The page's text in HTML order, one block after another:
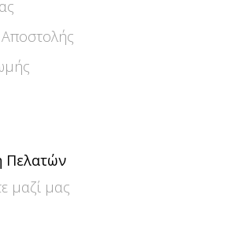
Πελατών
μαζί μας